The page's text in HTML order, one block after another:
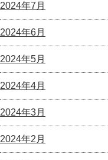
2024年7月
2024年6月
2024年5月
2024年4月
2024年3月
2024年2月